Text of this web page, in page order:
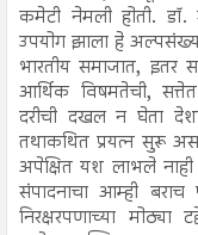
कमेटी नेमली होती. डॉ.
उपयोग झाला हे
भारतीय समाजात, इतर
आर्थिक विषमतेची,
दरीची दखल न घेता
तथाकथित प्रयत्न सुरू
अपेक्षित यश लाभले
संपादनाचा आम्ही
निरक्षरपणाच्या